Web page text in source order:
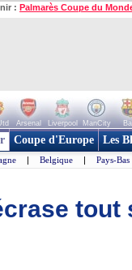
: Palmarès Coupe du
Arsenal Liverpool ManCity
Coupe d'Europe Les
| Belgique | Pays-Bas
tout